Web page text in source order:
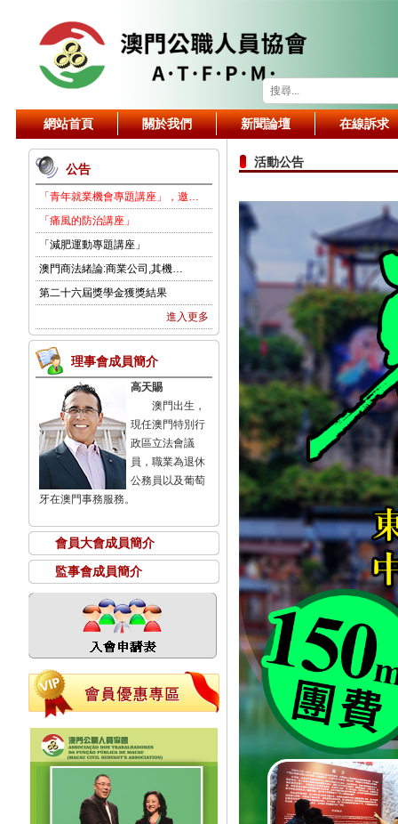
網站首頁 關於我們 新聞論壇 在線訴求
公告
「青年就業機會專題講座」，邀…
「痛風的防治講座」
「減肥運動專題講座」
澳門商法緒論:商業公司,其機…
第二十六屆獎學金獲獎結果
進入更多
理事會成員簡介
高天賜
澳門出生，
現任澳門特別行
政區立法會議
員，職業為退休
公務員以及葡萄
牙在澳門事務服務。
會員大會成員簡介
監事會成員簡介
活動公告